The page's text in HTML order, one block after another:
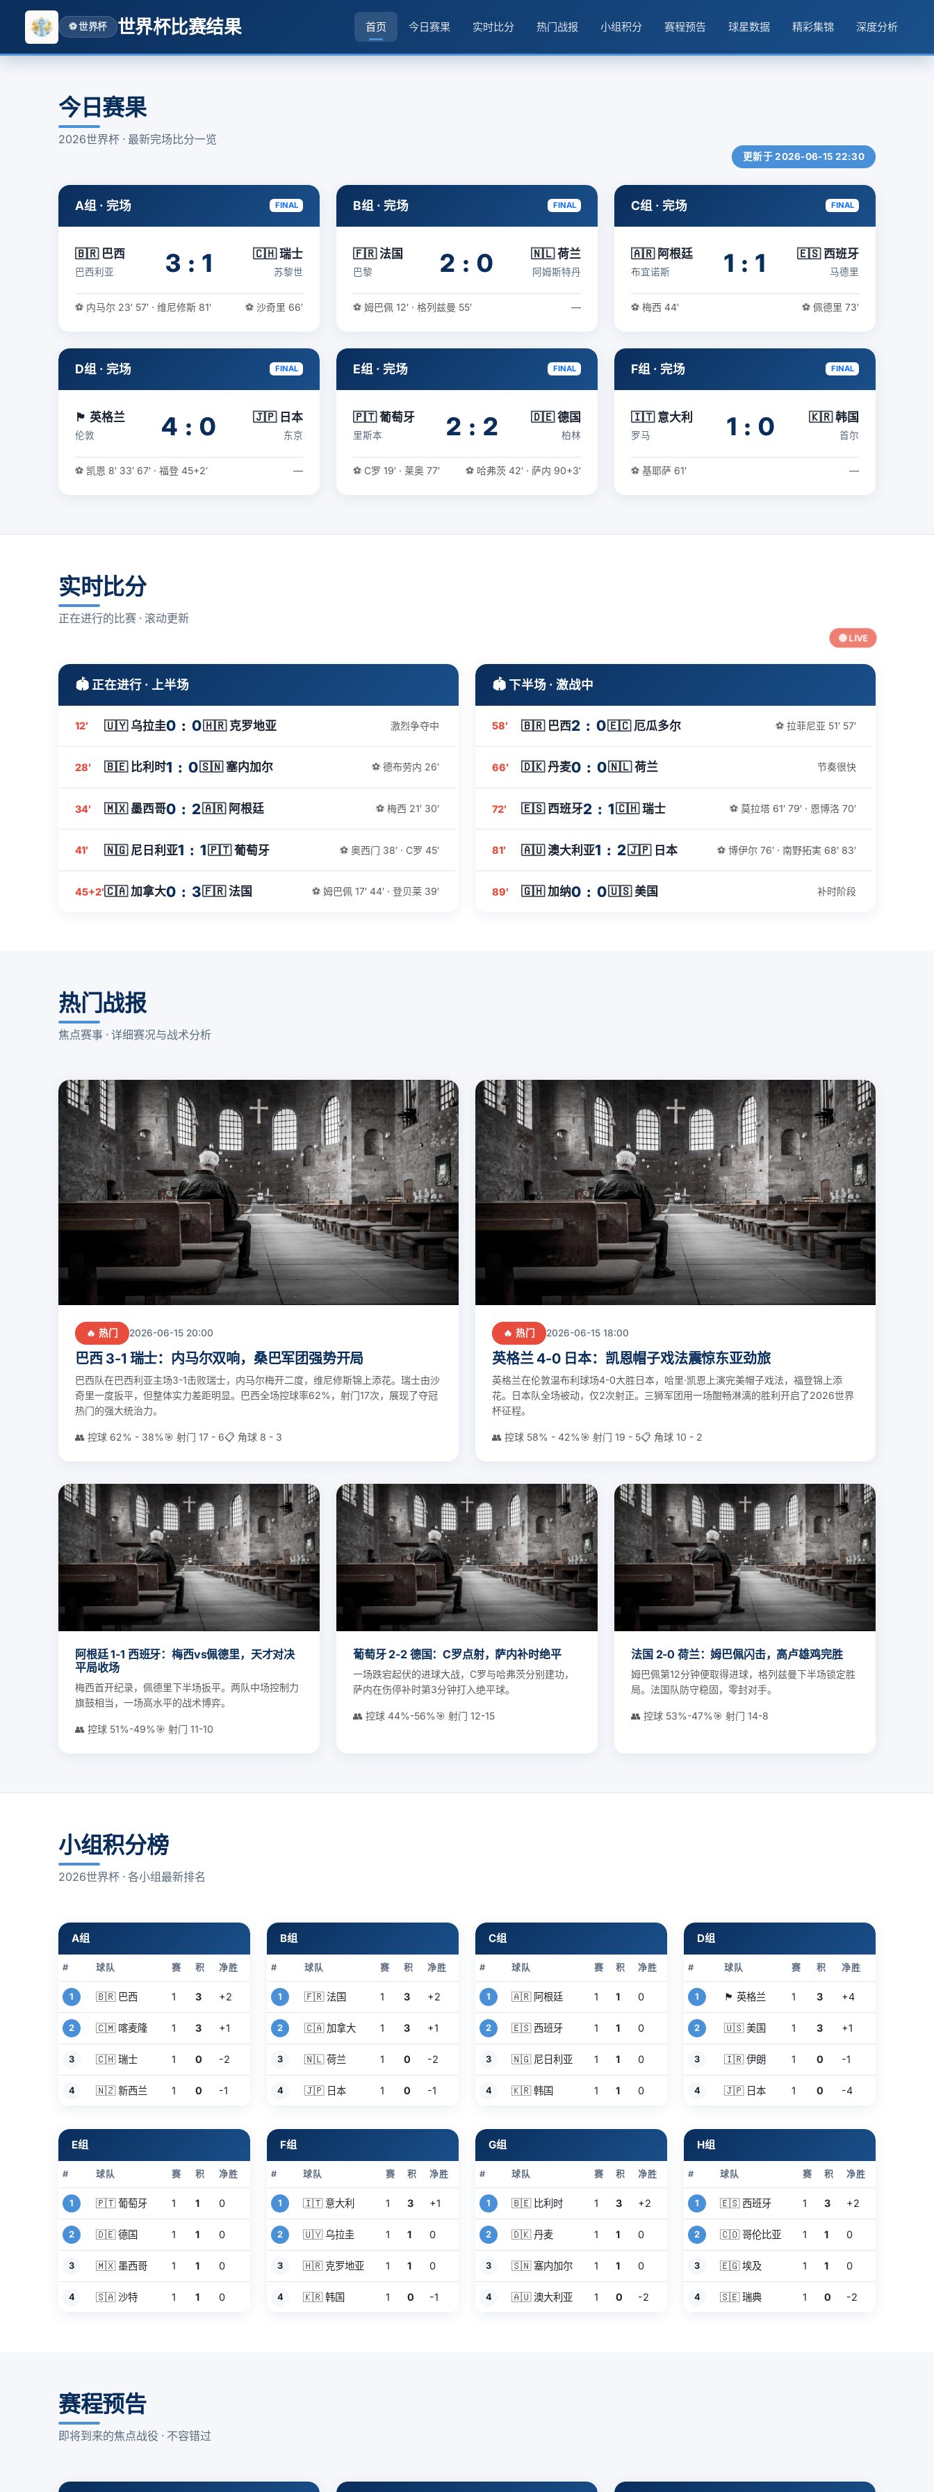
⚽ 世界杯 世界杯比赛结果 首页 今日赛果 实时比分 热门战报 小组积分 赛程预告 球星数据 精彩集锦 深度分析
今日赛果
2026世界杯 · 最新完场比分一览
更新于 2026-06-15 22:30
A组 · 完场 FINAL
🇧🇷 巴西
巴西利亚 3 : 1 🇨🇭 瑞士
苏黎世
⚽ 内马尔 23′ 57′ · 维尼修斯 81′ ⚽ 沙奇里 66′
B组 · 完场 FINAL
🇫🇷 法国
巴黎 2 : 0 🇳🇱 荷兰
阿姆斯特丹
⚽ 姆巴佩 12′ · 格列兹曼 55′ —
C组 · 完场 FINAL
🇦🇷 阿根廷
布宜诺斯 1 : 1 🇪🇸 西班牙
马德里
⚽ 梅西 44′ ⚽ 佩德里 73′
D组 · 完场 FINAL
🏴󠁧󠁢󠁥󠁮󠁧󠁿 英格兰
伦敦 4 : 0 🇯🇵 日本
东京
⚽ 凯恩 8′ 33′ 67′ · 福登 45+2′ —
E组 · 完场 FINAL
🇵🇹 葡萄牙
里斯本 2 : 2 🇩🇪 德国
柏林
⚽ C罗 19′ · 莱奥 77′ ⚽ 哈弗茨 42′ · 萨内 90+3′
F组 · 完场 FINAL
🇮🇹 意大利
罗马 1 : 0 🇰🇷 韩国
首尔
⚽ 基耶萨 61′ —
实时比分
正在进行的比赛 · 滚动更新
🔴 LIVE
🏟️ 正在进行 · 上半场
12′ 🇺🇾 乌拉圭0 : 0🇭🇷 克罗地亚 激烈争夺中
28′ 🇧🇪 比利时1 : 0🇸🇳 塞内加尔 ⚽ 德布劳内 26′
34′ 🇲🇽 墨西哥0 : 2🇦🇷 阿根廷 ⚽ 梅西 21′ 30′
41′ 🇳🇬 尼日利亚1 : 1🇵🇹 葡萄牙 ⚽ 奥西门 38′ · C罗 45′
45+2′🇨🇦 加拿大0 : 3🇫🇷 法国 ⚽ 姆巴佩 17′ 44′ · 登贝莱 39′
🏟️ 下半场 · 激战中
58′ 🇧🇷 巴西2 : 0🇪🇨 厄瓜多尔 ⚽ 拉菲尼亚 51′ 57′
66′ 🇩🇰 丹麦0 : 0🇳🇱 荷兰 节奏很快
72′ 🇪🇸 西班牙2 : 1🇨🇭 瑞士 ⚽ 莫拉塔 61′ 79′ · 恩博洛 70′
81′ 🇦🇺 澳大利亚1 : 2🇯🇵 日本 ⚽ 博伊尔 76′ · 南野拓実 68′ 83′
89′ 🇬🇭 加纳0 : 0🇺🇸 美国 补时阶段
热门战报
焦点赛事 · 详细赛况与战术分析
🔥 热门 2026-06-15 20:00
巴西 3-1 瑞士：内马尔双响，桑巴军团强势开局
巴西队在巴西利亚主场3-1击败瑞士，内马尔梅开二度，维尼修斯锦上添花。瑞士由沙
奇里一度扳平，但整体实力差距明显。巴西全场控球率62%，射门17次，展现了夺冠
热门的强大统治力。
👥 控球 62% - 38%🎯 射门 17 - 6📋 角球 8 - 3
🔥 热门 2026-06-15 18:00
英格兰 4-0 日本：凯恩帽子戏法震惊东亚劲旅
英格兰在伦敦温布利球场4-0大胜日本，哈里·凯恩上演完美帽子戏法，福登锦上添
花。日本队全场被动，仅2次射正。三狮军团用一场酣畅淋漓的胜利开启了2026世界
杯征程。
👥 控球 58% - 42%🎯 射门 19 - 5📋 角球 10 - 2
阿根廷 1-1 西班牙：梅西vs佩德里，天才对决
平局收场
梅西首开纪录，佩德里下半场扳平。两队中场控制力
旗鼓相当，一场高水平的战术博弈。
👥 控球 51%-49%🎯 射门 11-10
葡萄牙 2-2 德国：C罗点射，萨内补时绝平
一场跌宕起伏的进球大战，C罗与哈弗茨分别建功，
萨内在伤停补时第3分钟打入绝平球。
👥 控球 44%-56%🎯 射门 12-15
法国 2-0 荷兰：姆巴佩闪击，高卢雄鸡完胜
姆巴佩第12分钟便取得进球，格列兹曼下半场锁定胜
局。法国队防守稳固，零封对手。
👥 控球 53%-47%🎯 射门 14-8
小组积分榜
2026世界杯 · 各小组最新排名
A组
# 球队 赛 积 净胜
1 🇧🇷 巴西 1 3 +2
2 🇨🇲 喀麦隆 1 3 +1
3 🇨🇭 瑞士 1 0 -2
4 🇳🇿 新西兰 1 0 -1
B组
# 球队 赛 积 净胜
1 🇫🇷 法国 1 3 +2
2 🇨🇦 加拿大 1 3 +1
3 🇳🇱 荷兰 1 0 -2
4 🇯🇵 日本 1 0 -1
C组
# 球队 赛 积 净胜
1 🇦🇷 阿根廷 1 1 0
2 🇪🇸 西班牙 1 1 0
3 🇳🇬 尼日利亚 1 1 0
4 🇰🇷 韩国 1 1 0
D组
# 球队 赛 积 净胜
1 🏴󠁧󠁢󠁥󠁮󠁧󠁿 英格兰 1 3 +4
2 🇺🇸 美国 1 3 +1
3 🇮🇷 伊朗 1 0 -1
4 🇯🇵 日本 1 0 -4
E组
# 球队 赛 积 净胜
1 🇵🇹 葡萄牙 1 1 0
2 🇩🇪 德国 1 1 0
3 🇲🇽 墨西哥 1 1 0
4 🇸🇦 沙特 1 1 0
F组
# 球队 赛 积 净胜
1 🇮🇹 意大利 1 3 +1
2 🇺🇾 乌拉圭 1 1 0
3 🇭🇷 克罗地亚 1 1 0
4 🇰🇷 韩国 1 0 -1
G组
# 球队 赛 积 净胜
1 🇧🇪 比利时 1 3 +2
2 🇩🇰 丹麦 1 1 0
3 🇸🇳 塞内加尔 1 1 0
4 🇦🇺 澳大利亚 1 0 -2
H组
# 球队 赛 积 净胜
1 🇪🇸 西班牙 1 3 +2
2 🇨🇴 哥伦比亚 1 1 0
3 🇪🇬 埃及 1 1 0
4 🇸🇪 瑞典 1 0 -2
赛程预告
即将到来的焦点战役 · 不容错过